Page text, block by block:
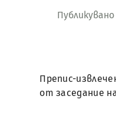
Публикувано
Препис-
от заседание